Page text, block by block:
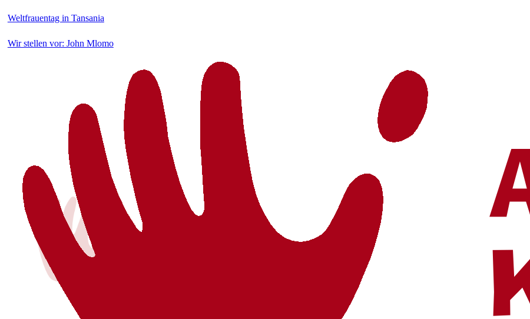
Weltfrauentag in Tansania
Wir stellen vor: John Mlomo